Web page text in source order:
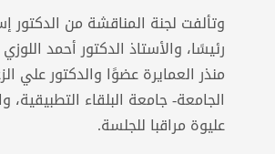
وتألفت لجنة المناقشة من الدكتور
رئيسًا، والأستاذ الدكتور أحمد
منذر العمايرة عضوًا والدكتور علي
الجامعة- جامعة البلقاء التطبيقية،
عليوة مراقبا للجلسة.